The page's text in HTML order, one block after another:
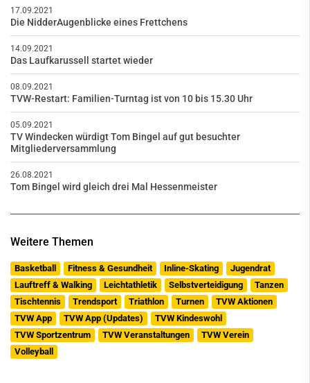
17.09.2021
Die NidderAugenblicke eines Frettchens
14.09.2021
Das Laufkarussell startet wieder
08.09.2021
TVW-Restart: Familien-Turntag ist von 10 bis 15.30 Uhr
05.09.2021
TV Windecken würdigt Tom Bingel auf gut besuchter
Mitgliederversammlung
26.08.2021
Tom Bingel wird gleich drei Mal Hessenmeister
Weitere Themen
Basketball Fitness & Gesundheit Inline-Skating
Jugendrat
Lauftreff & Walking
Leichtathletik Selbstverteidigung
Tanzen
Tischtennis
Trendsport Triathlon Turnen
TVW Aktionen
TVW App
TVW App (Updates)
TVW Kindeswohl
TVW Sportzentrum
TVW Veranstaltungen
TVW Verein
Volleyball